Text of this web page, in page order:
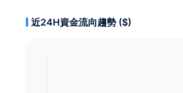
近24H資金流向趨勢 ($)